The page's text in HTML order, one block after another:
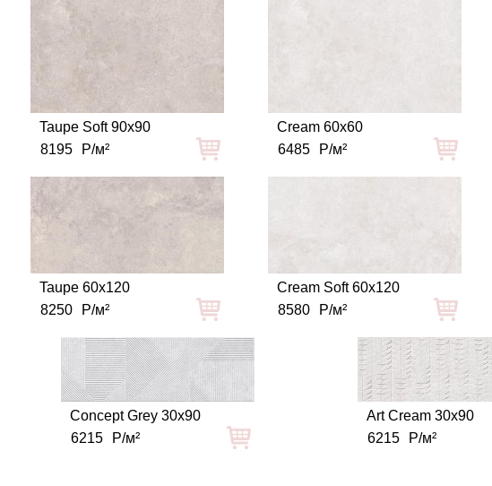
Taupe Soft 90x90
8195
Р/м²
Cream 60x60
6485
Р/м²
Taupe 60x120
8250
Р/м²
Cream Soft 60x120
8580
Р/м²
Concept Grey 30x90
6215
Р/м²
Art Cream 30x90
6215
Р/м²